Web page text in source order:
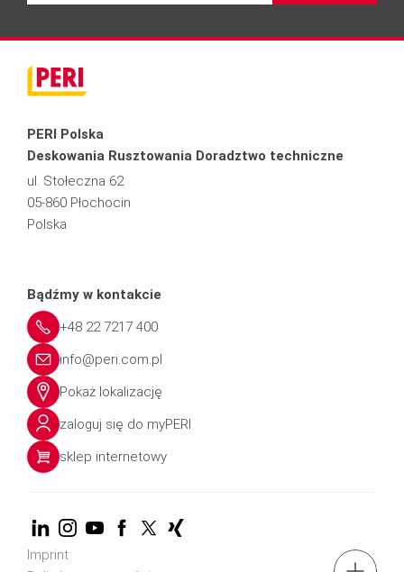
PERI Polska
Deskowania Rusztowania Doradztwo techniczne
ul. Stołeczna 62
05-860 Płochocin
Polska
Bądźmy w kontakcie
+48 22 7217 400
info@peri.com.pl
Pokaż lokalizację
zaloguj się do myPERI
sklep internetowy
Imprint